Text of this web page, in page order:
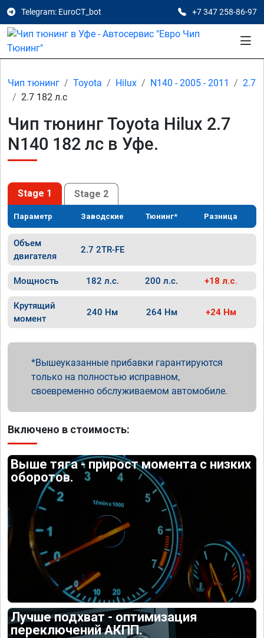
Telegram: EuroCT_bot +7 347 258-86-97
Чип тюнинг Toyota Hilux N140 - 2005 - 2011
2.7
2.7 182 л.с
Чип тюнинг Toyota Hilux 2.7
N140 182 лс в Уфе.
Stage 1 Stage 2
Параметр Заводские Тюнинг* Разница
Объем
двигателя
2.7 2TR-FE
Мощность 182 л.с. 200 л.с. +18 л.с.
Крутящий
момент
240 Нм 264 Нм +24 Нм
Вышеуказанные прибавки гарантируются
только на полностью исправном,
своевременно обслуживаемом автомобиле.
Включено в стоимость:
Выше тяга - прирост момента с низких
оборотов.
Лучше подхват - оптимизация
переключений АКПП.